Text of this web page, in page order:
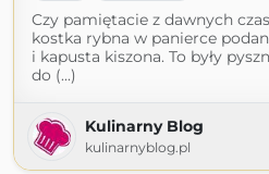
Czy pamiętacie z dawnych
kostka rybna w panierce
i kapusta kiszona. To były
do (...)
Kulinarny Blog
kulinarnyblog.pl